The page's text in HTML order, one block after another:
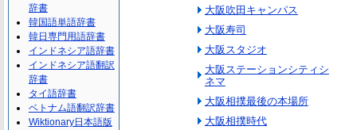
大阪吹田キャンパス
大阪寿司
大阪スタジオ
大阪ステーションシティシ
ネマ
大阪相撲最後の本場所
大阪相撲時代
辞書
韓国語単語辞書
韓日専門用語辞書
インドネシア語辞書
インドネシア語翻訳
辞書
タイ語辞書
ベトナム語翻訳辞書
Wiktionary日本語版